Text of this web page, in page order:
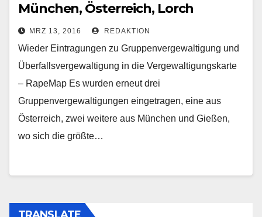
München, Österreich, Lorch
MRZ 13, 2016 REDAKTION
Wieder Eintragungen zu Gruppenvergewaltigung und
Überfallsvergewaltigung in die Vergewaltigungskarte
– RapeMap Es wurden erneut drei
Gruppenvergewaltigungen eingetragen, eine aus
Österreich, zwei weitere aus München und Gießen,
wo sich die größte…